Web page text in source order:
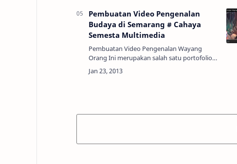
Pembuatan Video Pengenalan
Budaya di Semarang # Cahaya
Semesta Multimedia
Pembuatan Video Pengenalan Wayang
Orang Ini merupakan salah satu portofolio
editing video pilihan kami yang di pesan oleh
salah satu client kami pada tahun 2013 di